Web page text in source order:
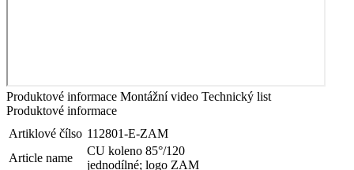
Produktové informace Montážní video Technický list
Produktové informace
Artiklové čílso 112801-E-ZAM
Article name
CU koleno 85°/120
jednodílné; logo ZAM